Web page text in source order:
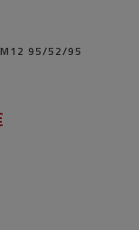
95/52/95